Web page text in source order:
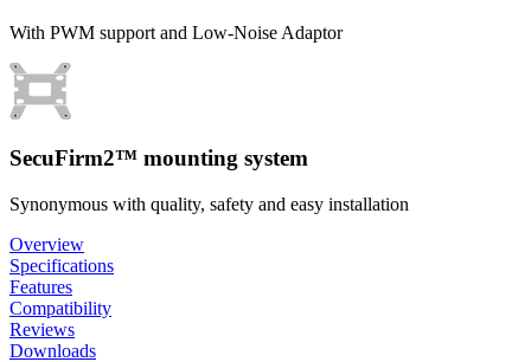
With PWM support and Low-Noise Adaptor
SecuFirm2™ mounting system
Synonymous with quality, safety and easy installation
Overview
Specifications
Features
Compatibility
Reviews
Downloads